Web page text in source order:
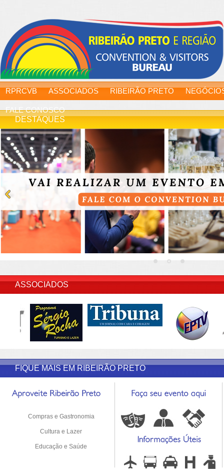
RPRCVB ASSOCIADOS RIBEIRÃO PRETO
FALE CONOSCO
DESTAQUES
ASSOCIADOS
FIQUE MAIS EM RIBEIRÃO PRETO
Compras e Gastronomia
Cultura e Lazer
Educação e Saúde